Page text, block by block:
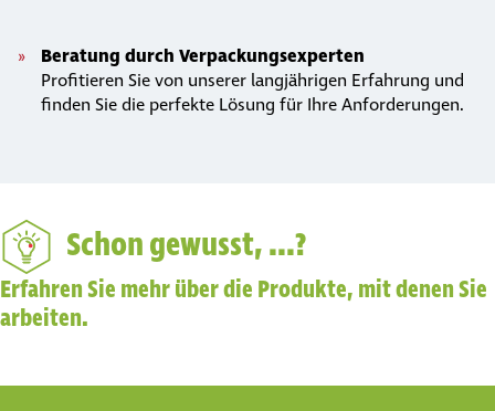
Beratung durch Ver­pa­ckungs­exper­ten
Pro­fi­tie­ren Sie von unserer lang­jäh­ri­gen Erfahrung und
finden Sie die perfekte Lösung für Ihre Anfor­de­run­gen.
Schon gewusst, ...?
Erfahren Sie mehr über die Produkte, mit denen Sie
arbeiten.